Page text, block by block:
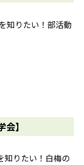
知りたい！部活動
】
りたい！ 白梅の